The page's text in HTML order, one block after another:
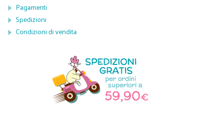
Pagamenti
Spedizioni
Condizioni di vendita